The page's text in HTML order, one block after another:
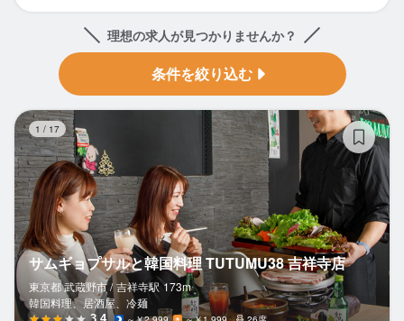
理想の求人が見つかりませんか？
条件を絞り込む
1 / 17
サムギョプサルと韓国料理 TUTUMU38 吉祥寺店
東京都 武蔵野市 / 吉祥寺駅 173m
韓国料理、居酒屋、冷麺